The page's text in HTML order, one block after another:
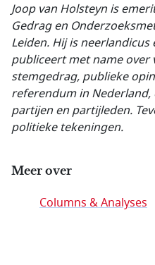
Joop van Holsteyn is
Gedrag en
Leiden. Hij is
publiceert met name over
stemgedrag, publieke
referendum in
partijen en partijleden.
politieke tekeningen.
Meer over
Columns & Analyses